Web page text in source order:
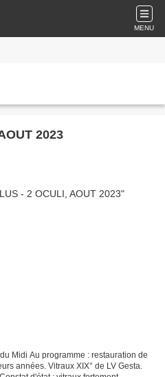
MENU
2023
Midi Au programme : restauration de
années. Vitraux XIX° de LV Gesta.